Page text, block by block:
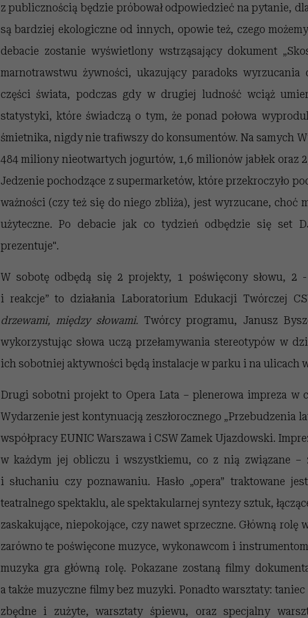
z publicznością będzie próbował odpowiedzieć na pytanie, d
są bardziej ekologiczne od innych, opowie też, czego
debacie zostanie wyświetlonywstrząsający dokument „
marnotrawstwu żywności, ukazujący paradoks wyrzucania
części świata, podczas gdy w drugiej ludność wciąż
statystyki, które świadczą o tym, że ponad połowa
śmietnika, nigdy nie trafiwszy do konsumentów. Na samych
484 miliony nieotwartych jogurtów, 1,6 milionów jabłek oraz
Jedzenie pochodzące z supermarketów, które przekroczyło
ważności (czy też się do niego zbliża), jest wyrzucane, choć
użyteczne. Po debacie jak co tydzień odbędzie się set
prezentuje".
W sobotę odbędą się 2 projekty, 1 poświęcony słowu, 2 -
i reakcje” to działania Laboratorium Edukacji Twórczej
drzewami, między słowami. Twórcy programu, Janusz
wykorzystując słowa uczą przełamywania stereotypów w
ich sobotniej aktywności będą instalacje w parku i na ulicach
Drugi sobotni projekt to Opera Lata – plenerowa impreza w
Wydarzenie jest kontynuacją zeszłorocznego „Przebudzenia
współpracy EUNIC Warszawa i CSW Zamek Ujazdowski.
w każdym jej obliczu i wszystkiemu, co z nią związane –
i słuchaniu czy poznawaniu. Hasło „opera” traktowane
teatralnego spektaklu, ale spektakularnej syntezy sztuk,
zaskakujące, niepokojące, czy nawet sprzeczne. Główną rolę
zarówno te poświęcone muzyce, wykonawcom i
muzyka gra główną rolę. Pokazane zostaną filmy
a także muzyczne filmy bez muzyki. Ponadto warsztaty:
zbędne i zużyte, warsztaty śpiewu, oraz specjalny